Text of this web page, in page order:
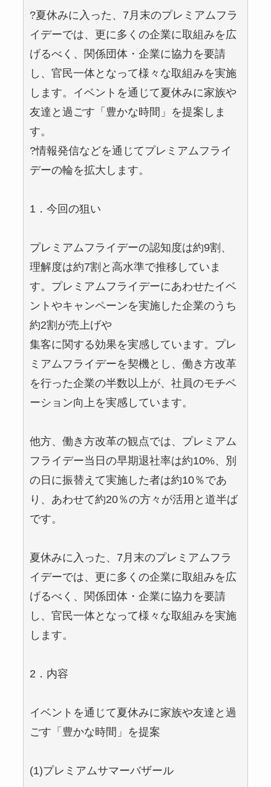
?夏休みに入った、7月末のプレミアムフラ
イデーでは、更に多くの企業に取組みを広
げるべく、関係団体・企業に協力を要請
し、官民一体となって様々な取組みを実施
します。イベントを通じて夏休みに家族や
友達と過ごす「豊かな時間」を提案しま
す。
?情報発信などを通じてプレミアムフライ
デーの輪を拡大します。
1．今回の狙い
プレミアムフライデーの認知度は約9割、
理解度は約7割と高水準で推移していま
す。プレミアムフライデーにあわせたイベ
ントやキャンペーンを実施した企業のうち
約2割が売上げや
集客に関する効果を実感しています。プレ
ミアムフライデーを契機とし、働き方改革
を行った企業の半数以上が、社員のモチベ
ーション向上を実感しています。
他方、働き方改革の観点では、プレミアム
フライデー当日の早期退社率は約10%、別
の日に振替えて実施した者は約10％であ
り、あわせて約20％の方々が活用と道半ば
です。
夏休みに入った、7月末のプレミアムフラ
イデーでは、更に多くの企業に取組みを広
げるべく、関係団体・企業に協力を要請
し、官民一体となって様々な取組みを実施
します。
2．内容
イベントを通じて夏休みに家族や友達と過
ごす「豊かな時間」を提案
(1)プレミアムサマーバザール